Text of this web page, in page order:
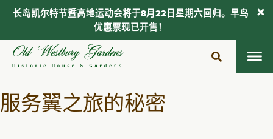
容
服务翼之旅的秘密
长岛凯尔特节暨高地运动会将于8月22日星期六回归。早鸟
优惠票现已开售！